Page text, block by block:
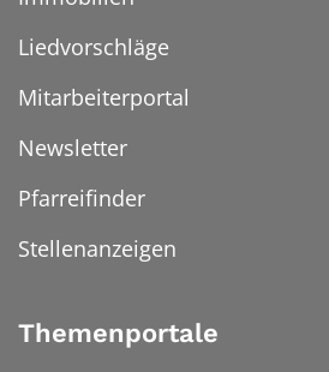
Liedvorschläge
Mitarbeiterportal
Newsletter
Pfarreifinder
Stellenanzeigen
Themenportale